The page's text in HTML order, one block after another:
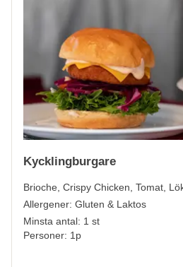
Kycklingburgare
Brioche, Crispy Chicken, Tomat,
Allergener: Gluten & Laktos
Minsta antal: 1 st
Personer: 1p